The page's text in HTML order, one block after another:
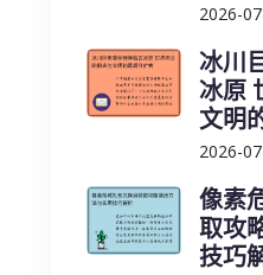
2026-
冰川
冰原
文明
2026-
像素
取攻
技巧